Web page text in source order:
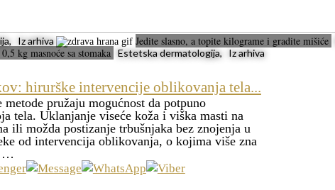
Iz arhiva Jedite slasno, a topite kilograme i gradite mišiće
kg masnoće sa stomaka Estetska dermatologija, Iz arhiva
hirurške intervencije oblikovanja tela...
metode pružaju mogućnost da potpuno
tela. Uklanjanje viseće koža i viška masti na
ili možda postizanje trbušnjaka bez znojenja u
od intervencija oblikovanja, o kojima više zna
…